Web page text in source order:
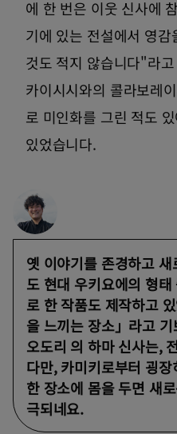
에 한 번은 이웃 신사에
기에 있는 전설에서 영
것도 적지 않습니다"라
카이시시와의 콜라보레
로 미인화를 그린 적도
있었습니다.
옛 이야기를 존경하고
도 현대 우키요에의 형
로 한 작품도 제작하고
을 느끼는 장소」라고
오도리 의 하마 신사는,
다만, 카미키로부터 굉
한 장소에 몸을 두면 새
극되네요.